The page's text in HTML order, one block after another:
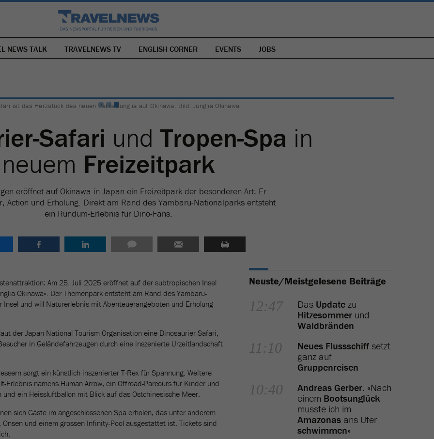
NAVIGATION
ÜBERSPRINGEN
NEWS TALK TRAVELNEWS TV ENGLISH CORNER EVENTS JOBS
ist das Herzstück des neuen Parks Junglia auf Okinawa. Bild: Junglia Okinawa
Safari und Tropen-Spa in
neuem Freizeitpark
eröffnet auf Okinawa in Japan ein Freizeitpark der besonderen Art: Er
Action und Erholung. Direkt am Rand des Yambaru-Nationalparks entsteht
ein Rundum-Erlebnis für Dino-Fans.
Am 25. Juli 2025 eröffnet auf der subtropischen Insel
Okinawa». Der Themenpark entsteht am Rand des Yambaru-
und will Naturerlebnis mit Abenteuerangeboten und Erholung
der Japan National Tourism Organisation eine Dinosaurier-Safari,
in Geländefahrzeugen durch eine inszenierte Urzeitlandschaft
sorgt ein künstlich inszenierter T-Rex für Spannung. Weitere
Erlebnis namens Human Arrow, ein Offroad-Parcours für Kinder und
und ein Heissluftballon mit Blick auf das Ostchinesische Meer.
sich Gäste im angeschlossenen Spa erholen, das unter anderem
Onsen und einem grossen Infinity-Pool ausgestattet ist. Tickets sind
Neuste/Meistgelesene Beiträge
12:47 Das Update zu
Hitzesommer und
Waldbränden
11:10 Neues Flussschiff setzt
ganz auf
Gruppenreisen
10:40 Andreas Gerber: «Nach
einem Bootsunglück
musste ich im
Amazonas ans Ufer
schwimmen»